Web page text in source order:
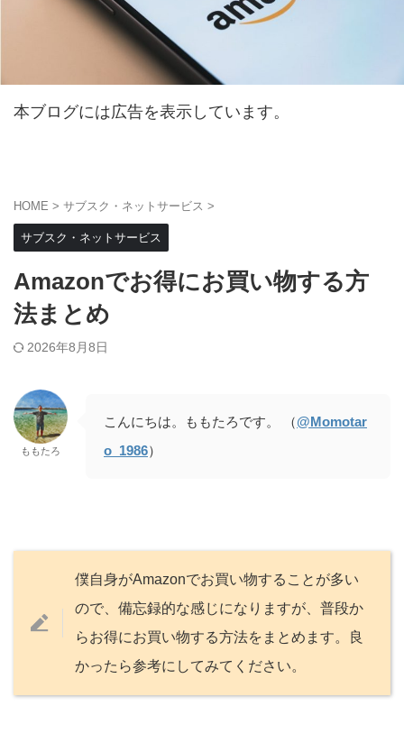
本ブログには広告を表示しています。
HOME > サブスク・ネットサービス >
サブスク・ネットサービス
Amazonでお得にお買い物する方
法まとめ
2026年8月8日
ももたろ
こんにちは。ももたろです。 （@Momotar
o_1986）
僕自身がAmazonでお買い物することが多い
ので、備忘録的な感じになりますが、普段か
らお得にお買い物する方法をまとめます。良
かったら参考にしてみてください。